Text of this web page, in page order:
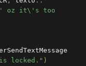
' oz it\'s too
locked." )